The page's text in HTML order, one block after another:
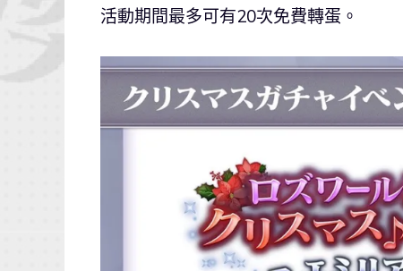
活動期間最多可有20次免費轉蛋。